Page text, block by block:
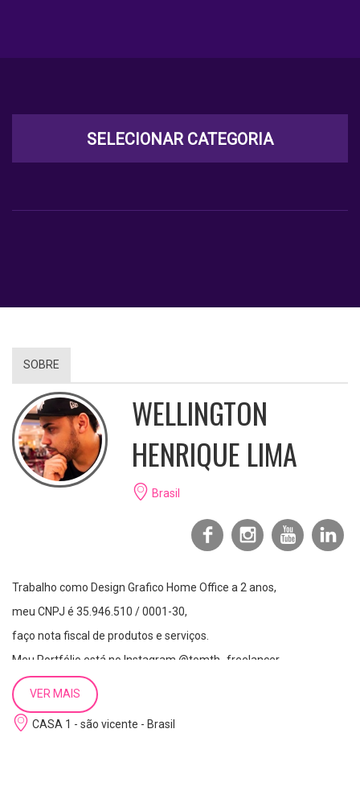
SELECIONAR CATEGORIA
SOBRE
WELLINGTON
HENRIQUE LIMA
Brasil
Trabalho como Design Grafico Home Office a 2 anos,
meu CNPJ é 35.946.510 / 0001-30,
faço nota fiscal de produtos e serviços.
Meu Portfólio está no Instagram @tomth_freelancer.
VER MAIS
CASA 1 - são vicente - Brasil